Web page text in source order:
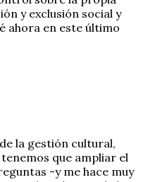
y exclusión social y
ahora en este último
la gestión cultural,
que ampliar el
-y me hace muy